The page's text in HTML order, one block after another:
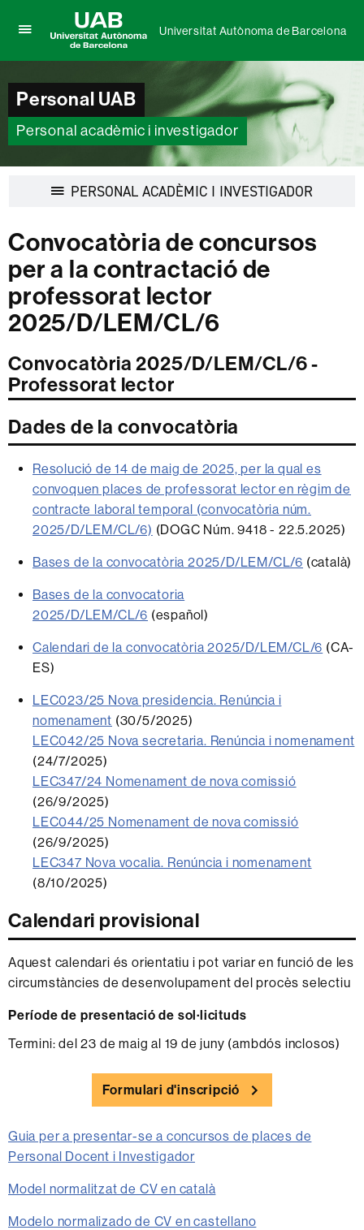
per
el
menú
de
Universitat
de
Barcelona
Autònoma
de
Barcelona
Universitat Autònoma de Barcelona
Personal UAB
Personal acadèmic i investigador
PERSONAL ACADÈMIC I INVESTIGADOR
Convocatòria de concursos
per a la contractació de
professorat lector
2025/D/LEM/CL/6
Convocatòria 2025/D/LEM/CL/6 -
Professorat lector
Dades de la convocatòria
Resolució de 14 de maig de 2025, per la qual es
convoquen places de professorat lector en règim de
contracte laboral temporal (convocatòria núm.
2025/D/LEM/CL/6) (DOGC Núm. 9418 - 22.5.2025)
Bases de la convocatòria 2025/D/LEM/CL/6 (català)
Bases de la convocatoria
2025/D/LEM/CL/6 (español)
Calendari de la convocatòria 2025/D/LEM/CL/6 (CA-
ES)
LEC023/25 Nova presidencia. Renúncia i
nomenament (30/5/2025)
LEC042/25 Nova secretaria. Renúncia i nomenament
(24/7/2025)
LEC347/24 Nomenament de nova comissió
(26/9/2025)
LEC044/25 Nomenament de nova comissió
(26/9/2025)
LEC347 Nova vocalia. Renúncia i nomenament
(8/10/2025)
Calendari provisional
Aquest calendari és orientatiu i pot variar en funció de les
circumstàncies de desenvolupament del procès selectiu
Període de presentació de sol·licituds
Termini: del 23 de maig al 19 de juny (ambdós inclosos)
Formulari d'inscripció
Guia per a presentar-se a concursos de places de
Personal Docent i Investigador
Model normalitzat de CV en català
Modelo normalizado de CV en castellano